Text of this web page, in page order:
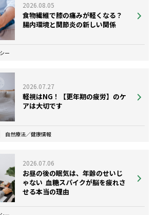
2026.08.05
食物繊維で膝の痛みが軽くなる？
腸内環境と関節炎の新しい関係
ー
2026.07.27
軽視はNG！【更年期の疲労】のケ
アは大切です
自然療法／健康情報
2026.07.06
お昼の後の眠気は、年齢のせいじ
ゃない ―― 血糖スパイクが脳を疲れさ
せる本当の理由